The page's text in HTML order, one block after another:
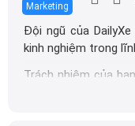
Marketing
Đội ngũ của
kinh nghiệm trong
Trách nhiệm của
tin chính xác được